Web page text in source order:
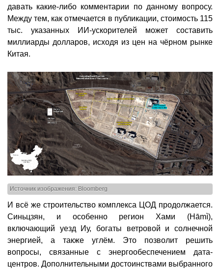
давать какие-либо комментарии по данному вопросу.
Между тем, как отмечается в публикации, стоимость 115
тыс. указанных ИИ-ускорителей может составить
миллиарды долларов, исходя из цен на чёрном рынке
Китая.
Источник изображения: Bloomberg
И всё же строительство комплекса ЦОД продолжается.
Синьцзян, и особенно регион Хами (Hāmì),
включающий уезд Иу, богаты ветровой и солнечной
энергией, а также углём. Это позволит решить
вопросы, связанные с энергообеспечением дата-
центров. Дополнительными достоинствами выбранного